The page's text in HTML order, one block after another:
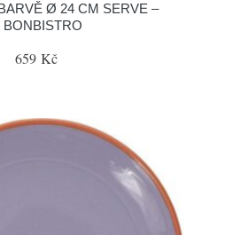
Ø 24 CM SERVE –
BONBISTRO
659 Kč